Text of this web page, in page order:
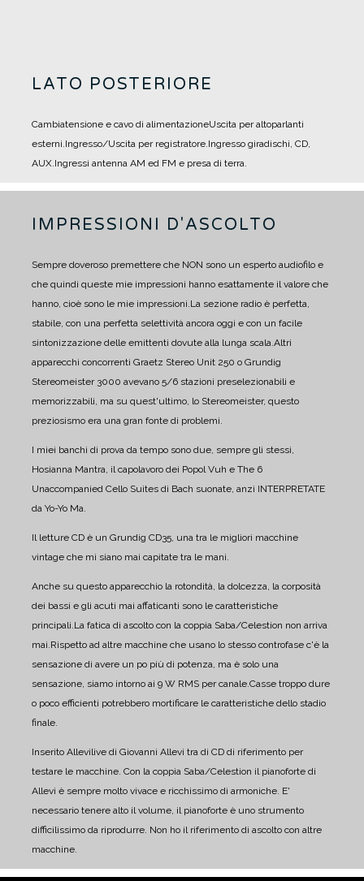
LATO POSTERIORE
Cambiatensione e cavo di alimentazioneUscita per altoparlanti
esterni.Ingresso/Uscita per registratore.Ingresso giradischi, CD,
AUX.Ingressi antenna AM ed FM e presa di terra.
IMPRESSIONI D'ASCOLTO
Sempre doveroso premettere che NON sono un esperto audiofilo e
che quindi queste mie impressioni hanno esattamente il valore che
hanno, cioè sono le mie impressioni.La sezione radio è perfetta,
stabile, con una perfetta selettività ancora oggi e con un facile
sintonizzazione delle emittenti dovute alla lunga scala.Altri
apparecchi concorrenti Graetz Stereo Unit 250 o Grundig
Stereomeister 3000 avevano 5/6 stazioni preselezionabili e
memorizzabili, ma su quest'ultimo, lo Stereomeister, questo
preziosismo era una gran fonte di problemi.
I miei banchi di prova da tempo sono due, sempre gli stessi,
Hosianna Mantra, il capolavoro dei Popol Vuh e The 6
Unaccompanied Cello Suites di Bach suonate, anzi INTERPRETATE
da Yo-Yo Ma.
Il letture CD è un Grundig CD35, una tra le migliori macchine
vintage che mi siano mai capitate tra le mani.
Anche su questo apparecchio la rotondità, la dolcezza, la corposità
dei bassi e gli acuti mai affaticanti sono le caratteristiche
principali.La fatica di ascolto con la coppia Saba/Celestion non arriva
mai.Rispetto ad altre macchine che usano lo stesso controfase c'è la
sensazione di avere un po più di potenza, ma è solo una
sensazione, siamo intorno ai 9 W RMS per canale.Casse troppo dure
o poco efficienti potrebbero mortificare le caratteristiche dello stadio
finale.
Inserito Allevilive di Giovanni Allevi tra di CD di riferimento per
testare le macchine. Con la coppia Saba/Celestion il pianoforte di
Allevi è sempre molto vivace e ricchissimo di armoniche. E'
necessario tenere alto il volume, il pianoforte è uno strumento
difficilissimo da riprodurre. Non ho il riferimento di ascolto con altre
macchine.